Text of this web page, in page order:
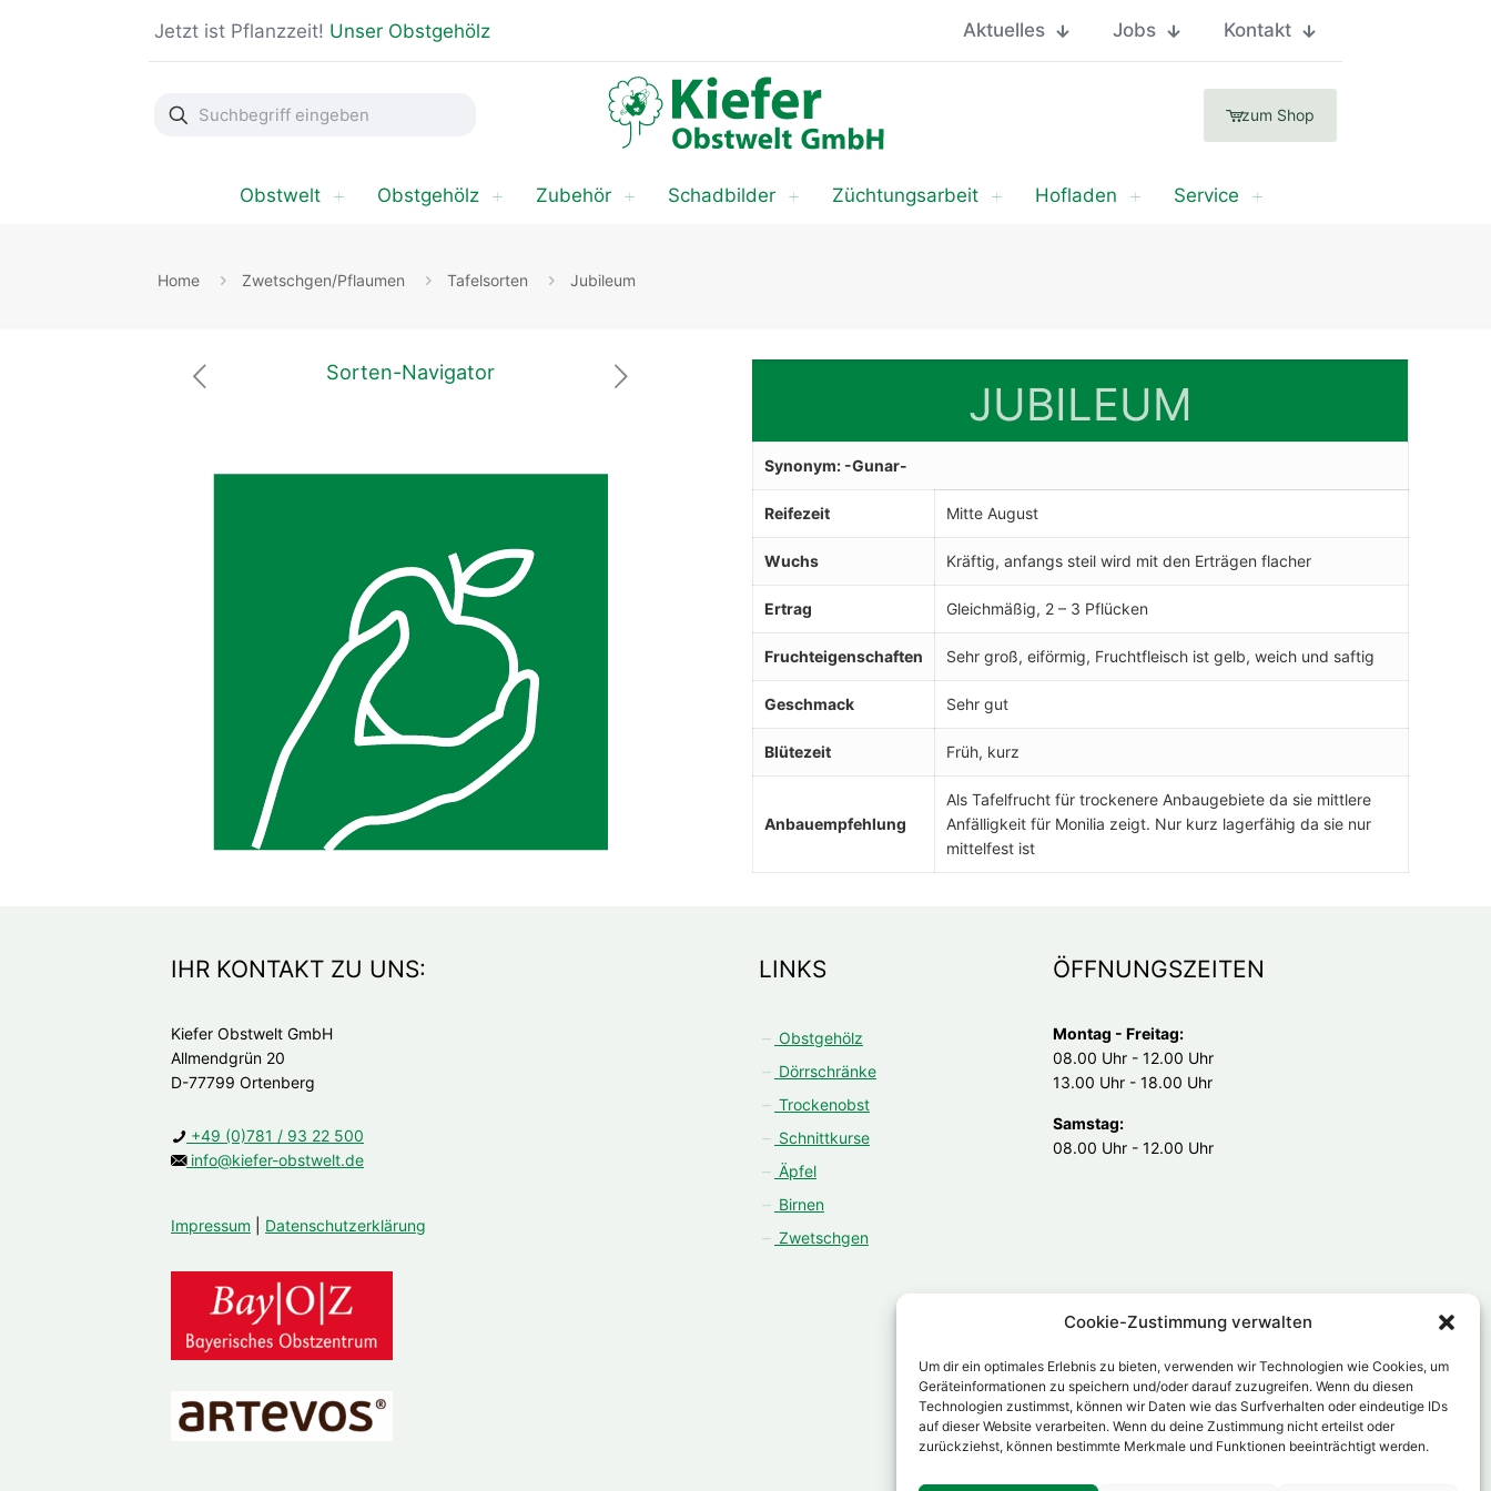
Cookie-Zustimmung verwalten
Um dir ein optimales Erlebnis zu bieten, verwenden wir Technologien wie Cookies, um
Geräteinformationen zu speichern und/oder darauf zuzugreifen. Wenn du diesen
Technologien zustimmst, können wir Daten wie das Surfverhalten oder eindeutige IDs
auf dieser Website verarbeiten. Wenn du deine Zustimmung nicht erteilst oder
zurückziehst, können bestimmte Merkmale und Funktionen beeinträchtigt werden.
Jetzt ist Pflanzzeit! Unser Obstgehölz Aktuelles Jobs Kontakt
Suchbegriff
eingeben
zum Shop
Obstwelt Obstgehölz Zubehör Schadbilder Züchtungsarbeit Hofladen Service
Home Zwetschgen/Pflaumen Tafelsorten Jubileum
Sorten-Navigator
JUBILEUM
Synonym: -Gunar-
Reifezeit Mitte August
Wuchs Kräftig, anfangs steil wird mit den Erträgen flacher
Ertrag Gleichmäßig, 2 – 3 Pflücken
Fruchteigenschaften Sehr groß, eiförmig, Fruchtfleisch ist gelb, weich und saftig
Geschmack Sehr gut
Blütezeit Früh, kurz
Anbauempfehlung
Als Tafelfrucht für trockenere Anbaugebiete da sie mittlere
Anfälligkeit für Monilia zeigt. Nur kurz lagerfähig da sie nur
mittelfest ist
IHR KONTAKT ZU UNS:
Kiefer Obstwelt GmbH
Allmendgrün 20
D-77799 Ortenberg
+49 (0)781 / 93 22 500
info@kiefer-obstwelt.de
Impressum Datenschutzerklärung
LINKS
Obstgehölz
Dörrschränke
Trockenobst
Schnittkurse
Äpfel
Birnen
Zwetschgen
ÖFFNUNGSZEITEN
Montag - Freitag:
08.00 Uhr - 12.00 Uhr
13.00 Uhr - 18.00 Uhr
Samstag:
08.00 Uhr - 12.00 Uhr